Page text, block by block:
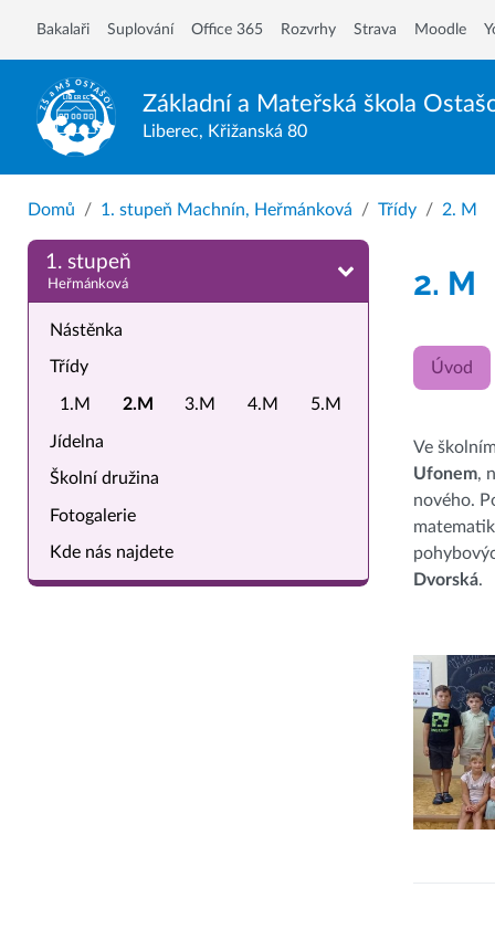
Základní a Mateřská škola
Liberec, Křižanská 80
Bakalaři Suplování Office 365 Rozvrhy Strava Moodle
Domů 1. stupeň Machnín, Heřmánková Třídy 2. M
1. stupeň
Heřmánková
Nástěnka
Třídy
1.M 2.M 3.M 4.M 5.M
Jídelna
Školní družina
Fotogalerie
Kde nás najdete
2. M
Úvod
Ve
Ufonem,
nového.
Dvorská.